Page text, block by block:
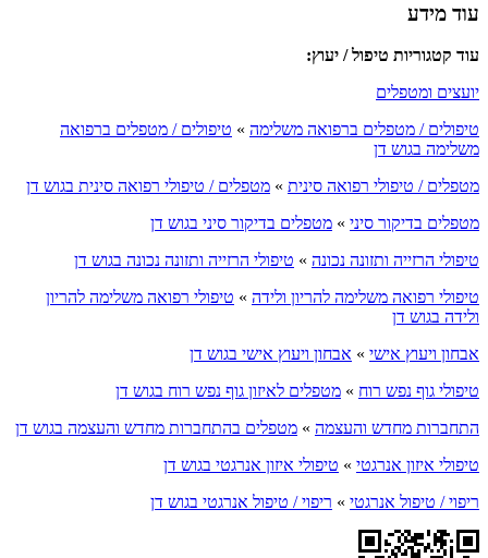
עוד מידע
עוד קטגוריות טיפול / יעוץ:
יועצים ומטפלים
טיפולים / מטפלים ברפואה משלימה » טיפולים / מטפלים ברפואה
משלימה בגוש דן
מטפלים / טיפולי רפואה סינית » מטפלים / טיפולי רפואה סינית בגוש דן
מטפלים בדיקור סיני » מטפלים בדיקור סיני בגוש דן
טיפולי הרזייה ותזונה נכונה » טיפולי הרזייה ותזונה נכונה בגוש דן
טיפולי רפואה משלימה להריון ולידה » טיפולי רפואה משלימה להריון
ולידה בגוש דן
אבחון ויעוץ אישי » אבחון ויעוץ אישי בגוש דן
טיפולי גוף נפש רוח » מטפלים לאיזון גוף נפש רוח בגוש דן
התחברות מחדש והעצמה » מטפלים בהתחברות מחדש והעצמה בגוש דן
טיפולי איזון אנרגטי » טיפולי איזון אנרגטי בגוש דן
ריפוי / טיפול אנרגטי » ריפוי / טיפול אנרגטי בגוש דן